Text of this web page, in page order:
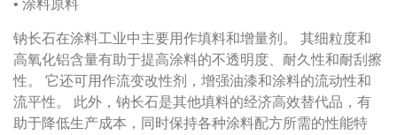
• 涂料原料
钠长石在涂料工业中主要用作填料和增量剂。
其细粒度和
高氧化铝含量有助于提高涂料的不透明度、耐久性和耐刮擦
性。
它还可用作流变改性剂，增强油漆和涂料的流动性和
流平性。
此外，钠长石是其他填料的经济高效替代品，有
助于降低生产成本，同时保持各种涂料配方所需的性能特